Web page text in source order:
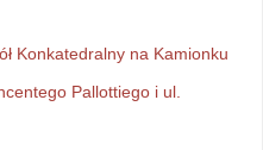
Konkatedralny na Kamionku
Pallottiego i ul.